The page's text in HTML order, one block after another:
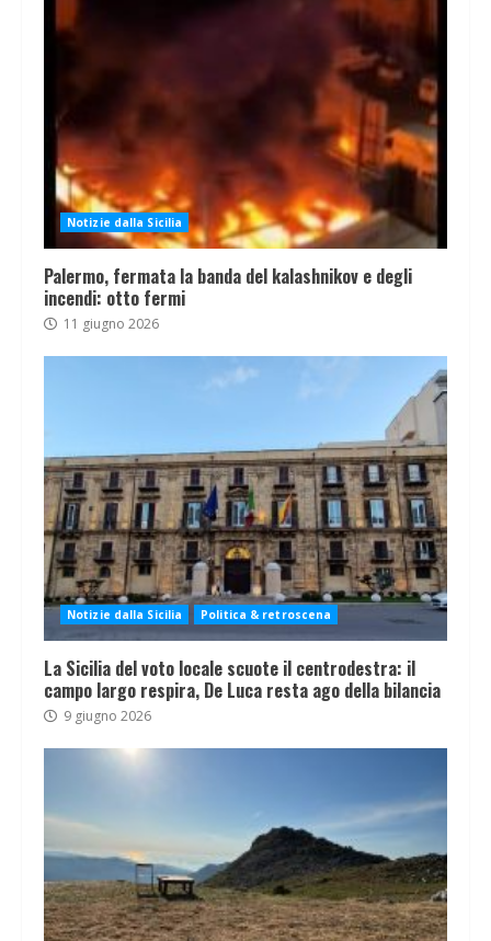
Notizie dalla Sicilia
Palermo, fermata la banda del kalashnikov e degli
incendi: otto fermi
11 giugno 2026
Notizie dalla Sicilia Politica & retroscena
La Sicilia del voto locale scuote il centrodestra: il
campo largo respira, De Luca resta ago della bilancia
9 giugno 2026